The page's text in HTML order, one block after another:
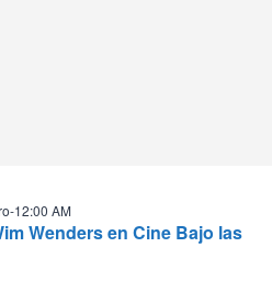
Wenders en Cine Bajo las
12:00 AM